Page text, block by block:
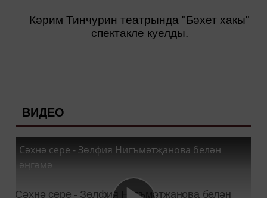
Кәрим Тинчурин театрында "Бәхет хакы"
спектакле куелды.
ВИДЕО
Сәхнә сере - Зөлфия Нигъмәтҗанова белән
әңгәмә